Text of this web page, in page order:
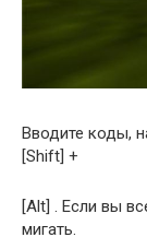
Вводите коды,
[Shift] +
[Alt] . Если вы
мигать.